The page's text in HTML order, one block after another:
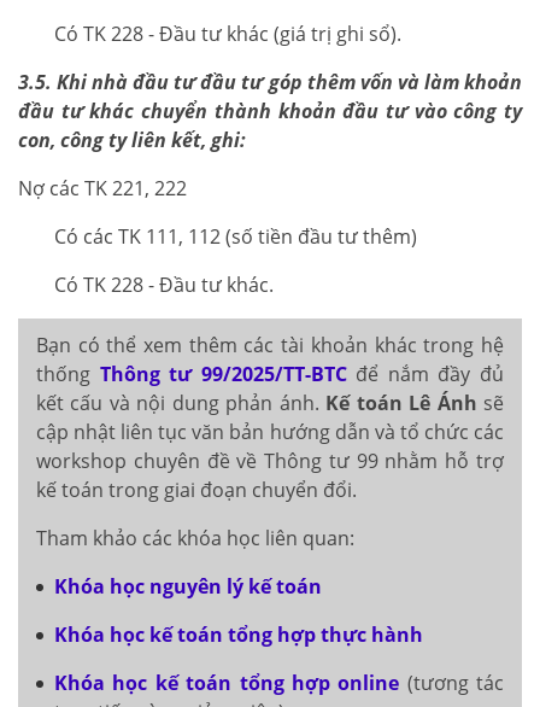
Có TK 228 - Đầu tư khác (giá trị ghi sổ).
3.5. Khi nhà đầu tư đầu tư góp thêm vốn và làm khoản
đầu tư khác chuyển thành khoản đầu tư vào công ty
con, công ty liên kết, ghi:
Nợ các TK 221, 222
Có các TK 111, 112 (số tiền đầu tư thêm)
Có TK 228 - Đầu tư khác.
Bạn có thể xem thêm các tài khoản khác trong hệ
thống Thông tư 99/2025/TT-BTCđể nắm đầy đủ
kết cấu và nội dung phản ánh. Kế toán Lê Ánh sẽ
cập nhật liên tục văn bản hướng dẫn và tổ chức các
workshop chuyên đề về Thông tư 99 nhằm hỗ trợ
kế toán trong giai đoạn chuyển đổi.
Tham khảo các khóa học liên quan:
Khóa học nguyên lý kế toán
Khóa học kế toán tổng hợp thực hành
Khóa học kế toán tổng hợp online (tương tác